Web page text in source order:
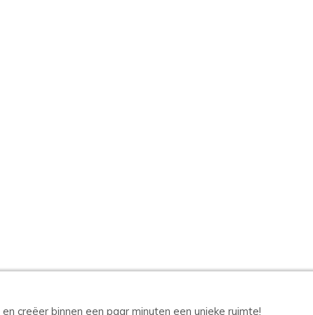
en creëer binnen een paar minuten een unieke ruimte!